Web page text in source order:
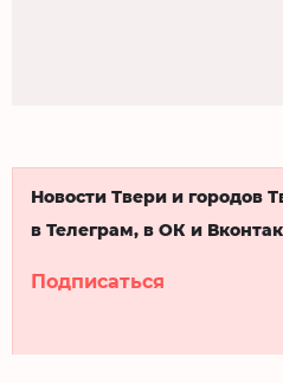
Новости Твери и городов
в Телеграм, в ОК и
Подписаться